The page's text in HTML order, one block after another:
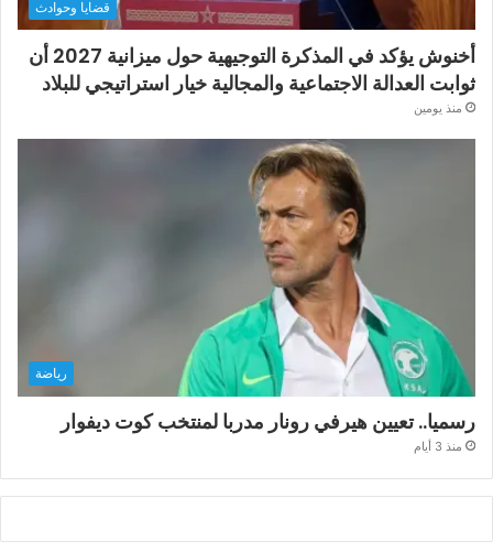
قضايا وحوادث
أخنوش يؤكد في المذكرة التوجيهية حول ميزانية 2027 أن
ثوابت العدالة الاجتماعية والمجالية خيار استراتيجي للبلاد
منذ يومين
رياضة
رسميا.. تعيين هيرفي رونار مدربا لمنتخب كوت ديفوار
منذ 3 أيام